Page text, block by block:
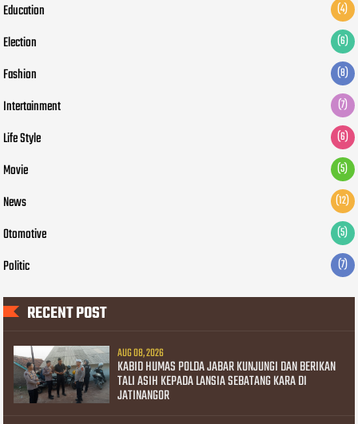
Education (4)
Election (6)
Fashion (8)
Intertainment (7)
Life Style (6)
Movie (5)
News (12)
Otomotive (5)
Politic (7)
RECENT POST
AUG 08, 2026
KABID HUMAS POLDA JABAR KUNJUNGI DAN BERIKAN
TALI ASIH KEPADA LANSIA SEBATANG KARA DI
JATINANGOR